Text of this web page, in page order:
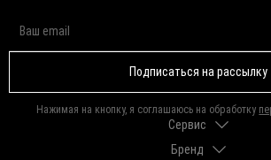
Сервис
Доставка и оплата
Бренд
Подписаться на рассылку
Нажимая на кнопку, я соглашаюсь на обработку